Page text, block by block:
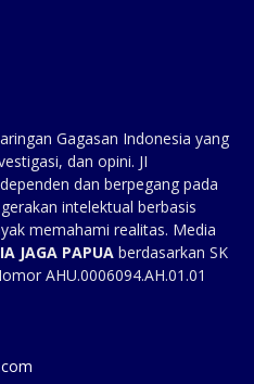
Gagasan Indonesia yang
dan opini. JI
dan berpegang pada
intelektual berbasis
memahami realitas. Media
JAGA PAPUA berdasarkan SK
AHU.0006094.AH.01.01